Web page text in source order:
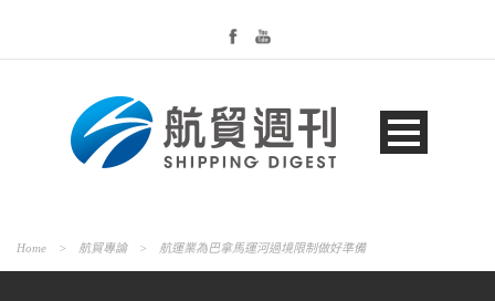
Home > 航貿專論 > 航運業為巴拿馬運河過境限制做好準備